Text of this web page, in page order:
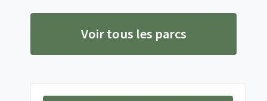
Voir tous les parcs